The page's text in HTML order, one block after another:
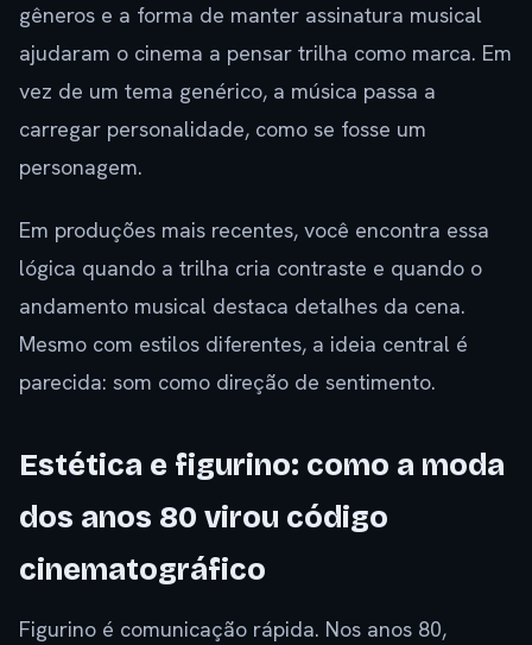
gêneros e a forma de manter assinatura musical
ajudaram o cinema a pensar trilha como marca. Em
vez de um tema genérico, a música passa a
carregar personalidade, como se fosse um
personagem.
Em produções mais recentes, você encontra essa
lógica quando a trilha cria contraste e quando o
andamento musical destaca detalhes da cena.
Mesmo com estilos diferentes, a ideia central é
parecida: som como direção de sentimento.
Estética e figurino: como a moda
dos anos 80 virou código
cinematográfico
Figurino é comunicação rápida. Nos anos 80,